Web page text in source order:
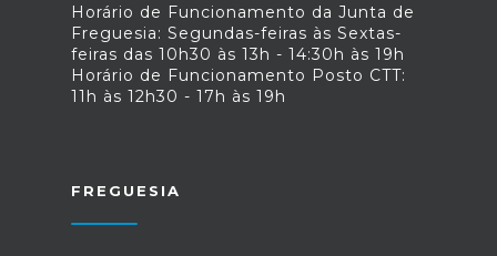
Horário de Funcionamento da Junta de
Freguesia: Segundas-feiras às Sextas-
feiras das 10h30 às 13h - 14:30h às 19h
Horário de Funcionamento Posto CTT:
11h às 12h30 - 17h às 19h
FREGUESIA